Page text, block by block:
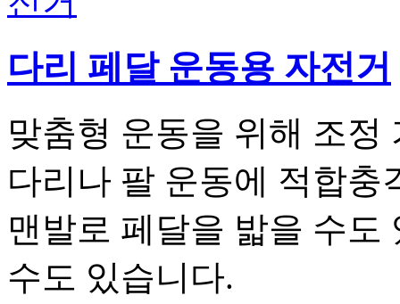
다리 페달 운동용 자전거
맞춤형 운동을 위해 조
다리나 팔 운동에 적합
맨발로 페달을 밟을 수도
수도 있습니다.